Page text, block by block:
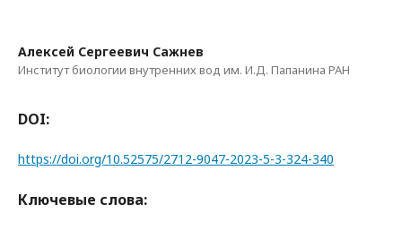
Алексей Сергеевич Сажнев
Институт биологии внутренних вод им. И.Д. Папанина РАН
DOI:
https://doi.org/10.52575/2712-9047-2023-5-3-324-340
Ключевые слова: